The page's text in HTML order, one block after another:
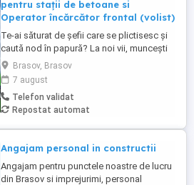
pentru stații de betoane si
Operator încărcător frontal (volist)
Te-ai săturat de șefii care se plictisesc și
caută nod în papură? La noi vii, muncești
iar la final de luna pleci cu banii în buzunar!
Ce căutăm: Un om harnic, serios și
punctual nu doctori în științe . Să ai
minime cunoștințe sau pasiune pentru
utilaje (experiența contează, dar prețuim
Brasov, Brasov
7 august
Telefon validat
Repostat automat
Angajam personal in constructii
Angajam pentru punctele noastre de lucru
din Brasov si imprejurimi, personal